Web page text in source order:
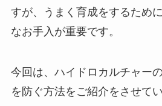
すが、うまく育成をするため
なお手入が重要です。
今回は、ハイドロカルチャー
を防ぐ方法をご紹介をさせて